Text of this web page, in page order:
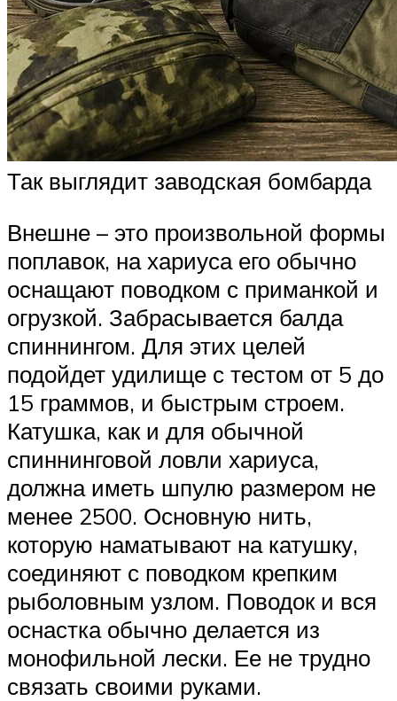
Так выглядит заводская бомбарда
Внешне – это произвольной формы
поплавок, на хариуса его обычно
оснащают поводком с приманкой и
огрузкой. Забрасывается балда
спиннингом. Для этих целей
подойдет удилище с тестом от 5 до
15 граммов, и быстрым строем.
Катушка, как и для обычной
спиннинговой ловли хариуса,
должна иметь шпулю размером не
менее 2500. Основную нить,
которую наматывают на катушку,
соединяют с поводком крепким
рыболовным узлом. Поводок и вся
оснастка обычно делается из
монофильной лески. Ее не трудно
связать своими руками.